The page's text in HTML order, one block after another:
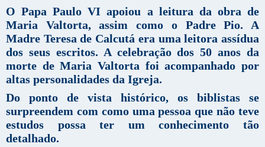
O Papa Paulo VI apoiou a leitura da obra de
Maria Valtorta, assim como o Padre Pio. A
Madre Teresa de Calcutá era uma leitora assídua
dos seus escritos. A celebração dos 50 anos da
morte de Maria Valtorta foi acompanhado por
altas personalidades da Igreja.
Do ponto de vista histórico, os biblistas se
surpreendem com como uma pessoa que não teve
estudos possa ter um conhecimento tão
detalhado.